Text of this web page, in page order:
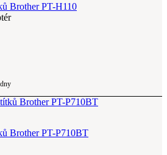
Brother PT-H110
Brother PT-P710BT